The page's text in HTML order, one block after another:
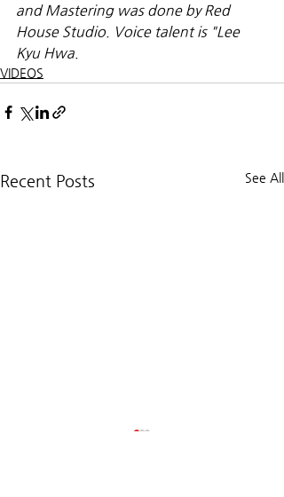
and Mastering was done by Red
House Studio. Voice talent is "Lee
Kyu Hwa.
VIDEOS
Recent Posts See All